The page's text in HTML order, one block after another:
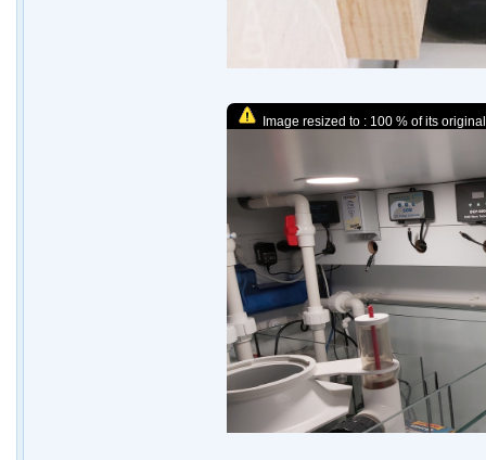
Image resized to : 100 % of its